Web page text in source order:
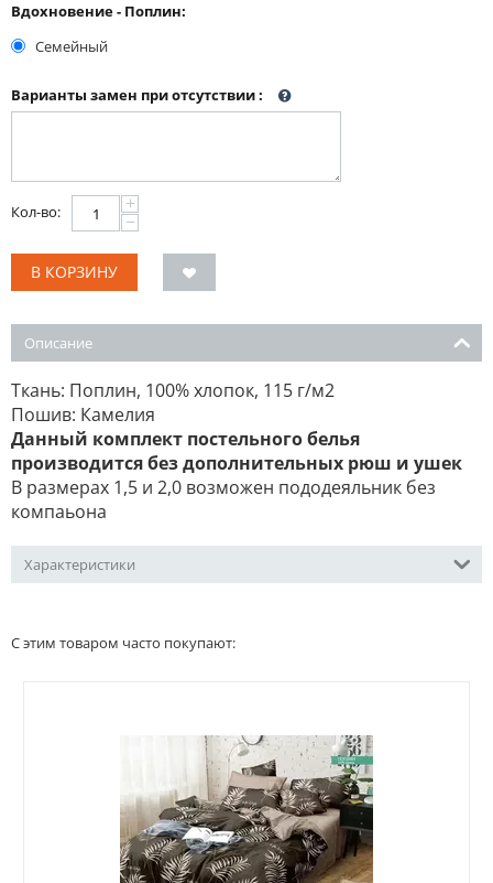
Вдохновение - Поплин:
Семейный
Варианты замен при отсутствии:
Кол-во: +
−
В КОРЗИНУ
Описание
Ткань: Поплин, 100% хлопок, 115 г/м2
Пошив: Камелия
Данный комплект постельного белья
производится без дополнительных рюш и ушек
В размерах 1,5 и 2,0 возможен пододеяльник без
компаьона
Характеристики
С этим товаром часто покупают: